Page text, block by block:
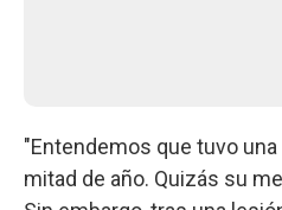
"Entendemos que tuvo
mitad de año. Quizás su